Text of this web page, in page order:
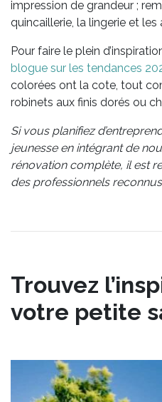
impression de grandeur ;
quincaillerie, la lingerie et les
Pour faire le plein
blogue sur les tendances
colorées ont la cote, tout
robinets aux finis dorés ou
Si vous planifiez
jeunesse en intégrant de
rénovation complète, il est
des professionnels
Trouvez
votre petite